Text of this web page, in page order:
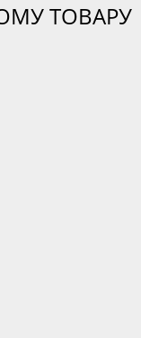
ТОВАРУ